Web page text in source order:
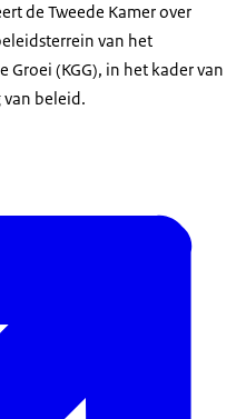
de Tweede Kamer over
van het
Groei (KGG), in het kader van
beleid.